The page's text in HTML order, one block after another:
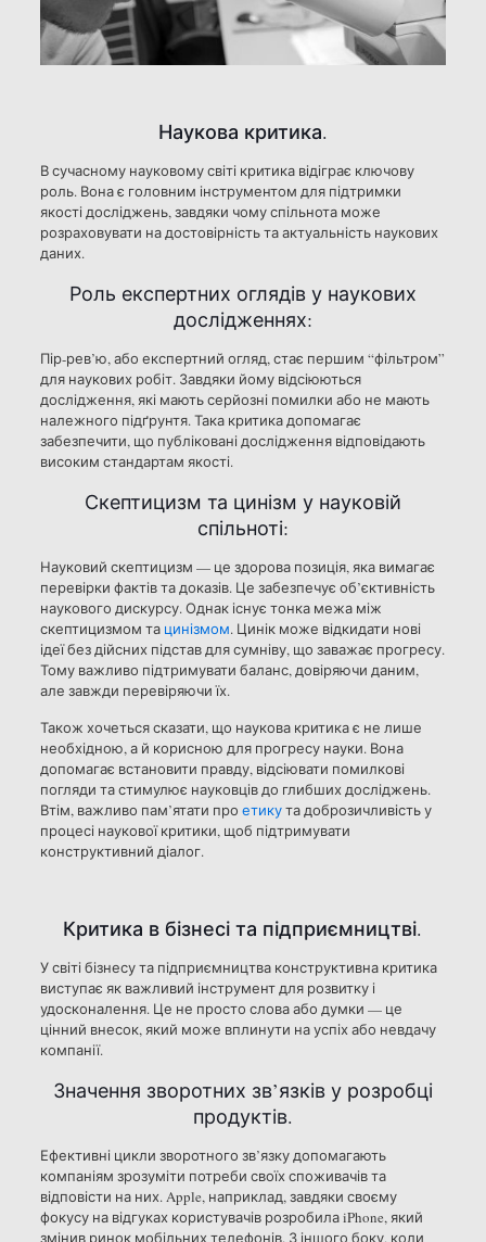
Наукова критика.
В сучасному науковому світі критика відіграє ключову
роль. Вона є головним інструментом для підтримки
якості досліджень, завдяки чому спільнота може
розраховувати на достовірність та актуальність наукових
даних.
Роль експертних оглядів у наукових
дослідженнях:
Пір-рев’ю, або експертний огляд, стає першим “фільтром”
для наукових робіт. Завдяки йому відсіюються
дослідження, які мають серйозні помилки або не мають
належного підґрунтя. Така критика допомагає
забезпечити, що публіковані дослідження відповідають
високим стандартам якості.
Скептицизм та цинізм у науковій
спільноті:
Науковий скептицизм — це здорова позиція, яка вимагає
перевірки фактів та доказів. Це забезпечує об’єктивність
наукового дискурсу. Однак існує тонка межа між
скептицизмом та цинізмом. Цинік може відкидати нові
ідеї без дійсних підстав для сумніву, що заважає прогресу.
Тому важливо підтримувати баланс, довіряючи даним,
але завжди перевіряючи їх.
Також хочеться сказати, що наукова критика є не лише
необхідною, а й корисною для прогресу науки. Вона
допомагає встановити правду, відсіювати помилкові
погляди та стимулює науковців до глибших досліджень.
Втім, важливо пам’ятати про етикута доброзичливість у
процесі наукової критики, щоб підтримувати
конструктивний діалог.
Критика в бізнесі та підприємництві.
У світі бізнесу та підприємництва конструктивна критика
виступає як важливий інструмент для розвитку і
удосконалення. Це не просто слова або думки — це
цінний внесок, який може вплинути на успіх або невдачу
компанії.
Значення зворотних зв’язків у розробці
продуктів.
Ефективні цикли зворотного зв’язку допомагають
компаніям зрозуміти потреби своїх споживачів та
відповісти на них. Apple, наприклад, завдяки своєму
фокусу на відгуках користувачів розробила iPhone, який
змінив ринок мобільних телефонів. З іншого боку, коли